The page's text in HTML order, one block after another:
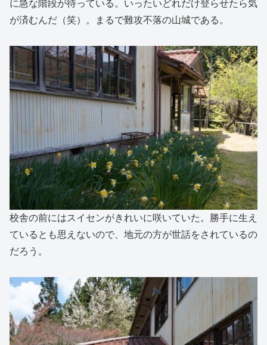
に急な階段が待っている。いったいどれだけ登らせたら気
が済むんだ（笑）。まるで難攻不落の山城である。
校舎の前にはスイセンがきれいに咲いていた。勝手に生え
ているとも思えないので、地元の方が世話をされているの
だろう。